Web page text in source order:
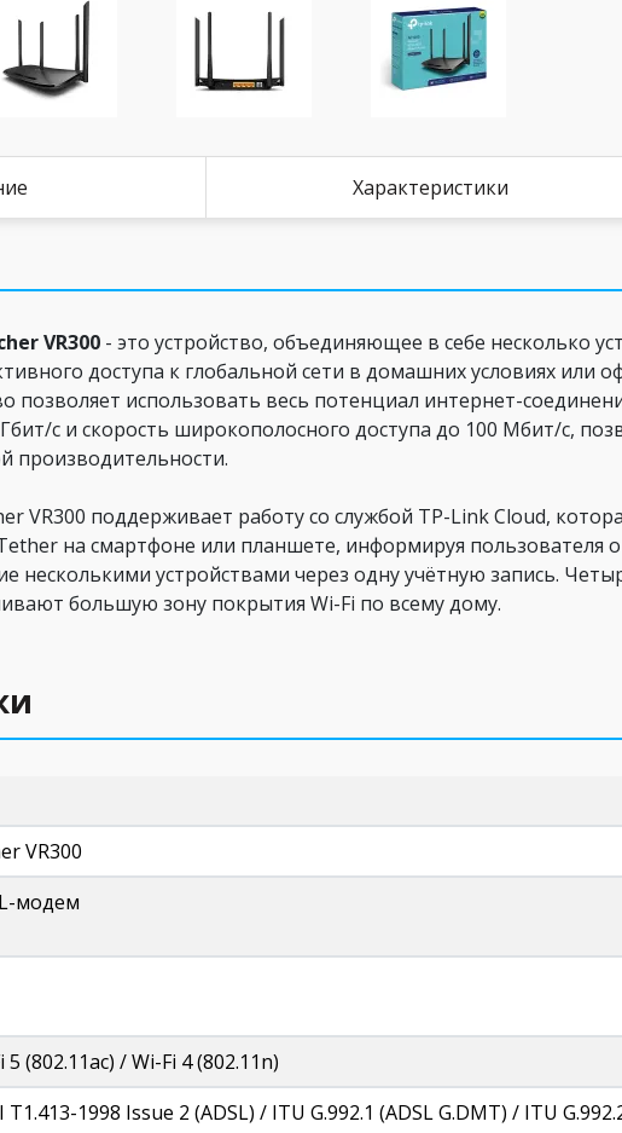
Характеристики
VR300 - это устройство, объединяющее в себе несколько
доступа к глобальной сети в домашних условиях
позволяет использовать весь потенциал интернет-
с и скорость широкополосного доступа до 100 Мбит/с,
производительности.
VR300 поддерживает работу со службой TP-Link Cloud,
на смартфоне или планшете, информируя пользователя
несколькими устройствами через одну учётную запись.
большую зону покрытия Wi-Fi по всему дому.
VR300
модем
5 (802.11ac) / Wi-Fi 4 (802.11n)
T1.413-1998 Issue 2 (ADSL) / ITU G.992.1 (ADSL G.DMT) / ITU